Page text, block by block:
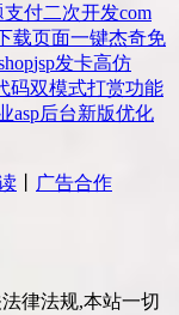
支付二次开发com
载页面一键杰奇免
jsp发卡高仿
码双模式打赏功能
asp后台新版优化
广告合作
律法规,本站一切